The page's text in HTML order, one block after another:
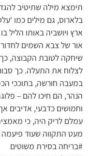
תימצא מילה שתיטיב
בלארוס, גם מילים כמו
ארץ ויושביה באותו הליל
אור של צבא השמים לחדור
שיחקה לטובת הקבוצה,
לצלוח את התעלה. כך
במעבה חורשה, בתוככי
הנהר, הם חיכו להם –
וחמושים כדבעי, אדיבים
עמלם לריק היה, כי
מעט התקווה שעוד
#בריחה בסירת משוטים